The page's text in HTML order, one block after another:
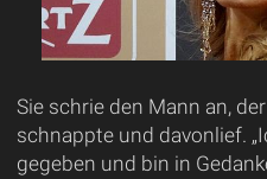
Sie schrie den Mann an,
schnappte und davonlief.
gegeben und bin in